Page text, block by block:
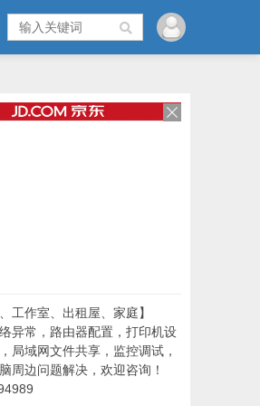
工作室、出租屋、家庭】
异常，路由器配置，打印机设
局域网文件共享，监控调试，
周边问题解决，欢迎咨询！